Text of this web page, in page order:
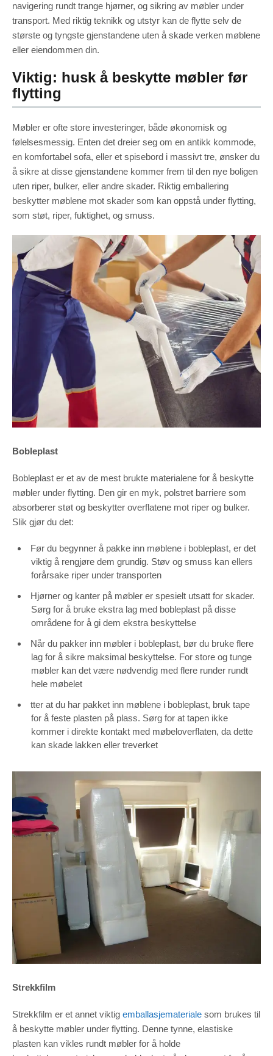
navigering rundt trange hjørner, og sikring av møbler under
transport. Med riktig teknikk og utstyr kan de flytte selv de
største og tyngste gjenstandene uten å skade verken møblene
eller eiendommen din.
Viktig: husk å beskytte møbler før
flytting
Møbler er ofte store investeringer, både økonomisk og
følelsesmessig. Enten det dreier seg om en antikk kommode,
en komfortabel sofa, eller et spisebord i massivt tre, ønsker du
å sikre at disse gjenstandene kommer frem til den nye boligen
uten riper, bulker, eller andre skader. Riktig emballering
beskytter møblene mot skader som kan oppstå under flytting,
som støt, riper, fuktighet, og smuss.
Bobleplast
Bobleplast er et av de mest brukte materialene for å beskytte
møbler under flytting. Den gir en myk, polstret barriere som
absorberer støt og beskytter overflatene mot riper og bulker.
Slik gjør du det:
Før du begynner å pakke inn møblene i bobleplast, er det
viktig å rengjøre dem grundig. Støv og smuss kan ellers
forårsake riper under transporten
Hjørner og kanter på møbler er spesielt utsatt for skader.
Sørg for å bruke ekstra lag med bobleplast på disse
områdene for å gi dem ekstra beskyttelse
Når du pakker inn møbler i bobleplast, bør du bruke flere
lag for å sikre maksimal beskyttelse. For store og tunge
møbler kan det være nødvendig med flere runder rundt
hele møbelet
tter at du har pakket inn møblene i bobleplast, bruk tape
for å feste plasten på plass. Sørg for at tapen ikke
kommer i direkte kontakt med møbeloverflaten, da dette
kan skade lakken eller treverket
Strekkfilm
Strekkfilm er et annet viktig emballasjemateriale som brukes til
å beskytte møbler under flytting. Denne tynne, elastiske
plasten kan vikles rundt møbler for å holde